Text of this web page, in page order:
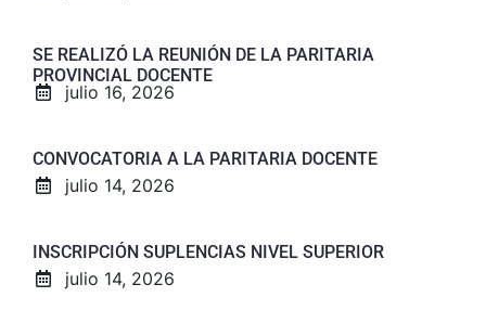
SE REALIZÓ LA REUNIÓN DE LA PARITARIA
PROVINCIAL DOCENTE
julio 16, 2026
CONVOCATORIA A LA PARITARIA DOCENTE
julio 14, 2026
INSCRIPCIÓN SUPLENCIAS NIVEL SUPERIOR
julio 14, 2026